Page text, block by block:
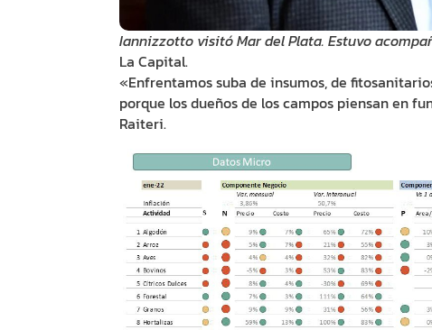
Iannizzotto visitó Mar del Plata. Estuvo
La Capital.
«Enfrentamos suba de insumos, de
porque los dueños de los campos piensan en
Raiteri.